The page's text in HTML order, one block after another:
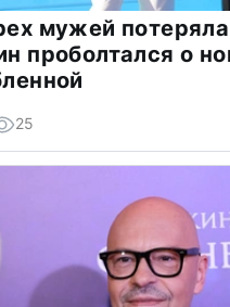
мужей
проболтался о
25